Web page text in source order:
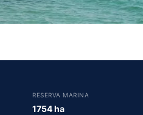
RESERVA MARINA
1754 ha